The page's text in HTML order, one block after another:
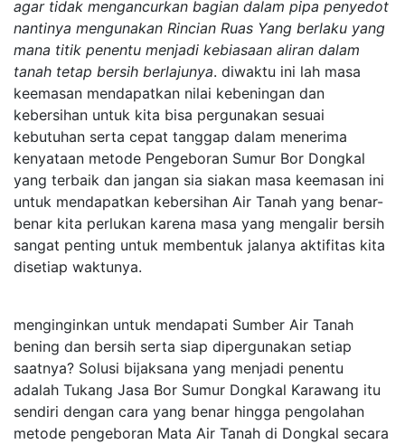
agar tidak mengancurkan bagian dalam pipa penyedot
nantinya mengunakan Rincian Ruas Yang berlaku yang
mana titik penentu menjadi kebiasaan aliran dalam
tanah tetap bersih berlajunya. diwaktu ini lah masa
keemasan mendapatkan nilai kebeningan dan
kebersihan untuk kita bisa pergunakan sesuai
kebutuhan serta cepat tanggap dalam menerima
kenyataan metode Pengeboran Sumur Bor Dongkal
yang terbaik dan jangan sia siakan masa keemasan ini
untuk mendapatkan kebersihan Air Tanah yang benar-
benar kita perlukan karena masa yang mengalir bersih
sangat penting untuk membentuk jalanya aktifitas kita
disetiap waktunya.
menginginkan untuk mendapati Sumber Air Tanah
bening dan bersih serta siap dipergunakan setiap
saatnya? Solusi bijaksana yang menjadi penentu
adalah Tukang Jasa Bor Sumur Dongkal Karawang itu
sendiri dengan cara yang benar hingga pengolahan
metode pengeboran Mata Air Tanah di Dongkal secara